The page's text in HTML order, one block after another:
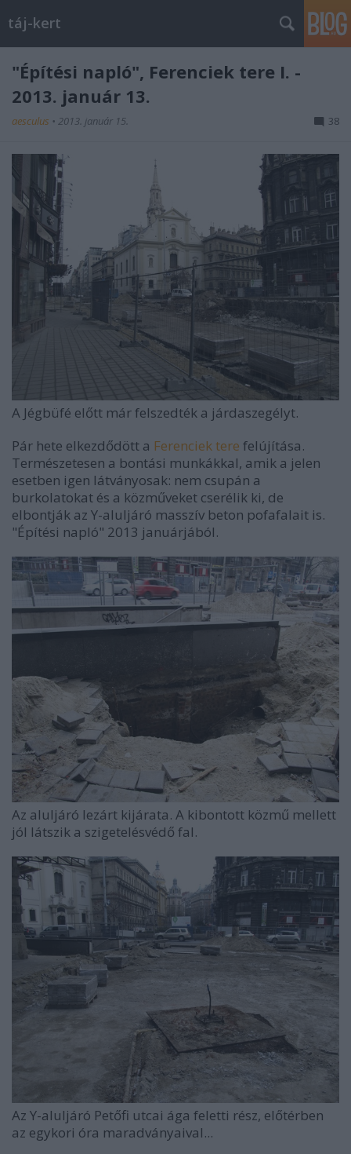
táj-kert
"Építési napló", Ferenciek tere I. -
2013. január 13.
aesculus • 2013. január 15. 38
A Jégbüfé előtt már felszedték a járdaszegélyt.
Pár hete elkezdődött a Ferenciek tere felújítása.
Természetesen a bontási munkákkal, amik a jelen
esetben igen látványosak: nem csupán a
burkolatokat és a közműveket cserélik ki, de
elbontják az Y-aluljáró masszív beton pofafalait is.
"Építési napló" 2013 januárjából.
Az aluljáró lezárt kijárata. A kibontott közmű mellett
jól látszik a szigetelésvédő fal.
Az Y-aluljáró Petőfi utcai ága feletti rész, előtérben
az egykori óra maradványaival...